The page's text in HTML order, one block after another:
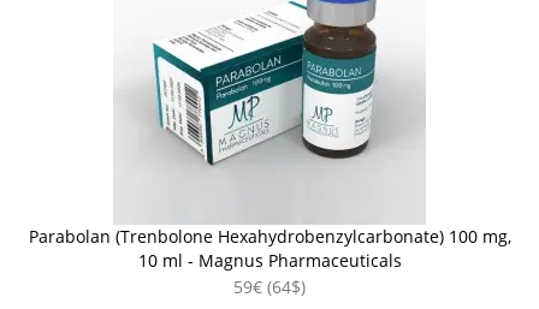
Parabolan (Trenbolone Hexahydrobenzylcarbonate) 100 mg,
10 ml - Magnus Pharmaceuticals
59€ (64$)